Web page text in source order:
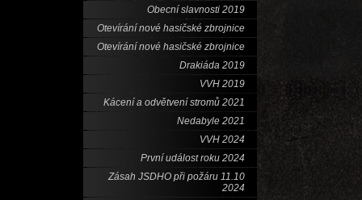
Obecní slavnosti 2019
Otevírání nové hasičské zbrojnice
Otevírání nové hasičské zbrojnice
Drakiáda 2019
VVH 2019
Kácení a odvětvení stromů 2021
Nedabyle 2021
VVH 2024
První událost roku 2024
Zásah JSDHO při požáru 11.10
2024